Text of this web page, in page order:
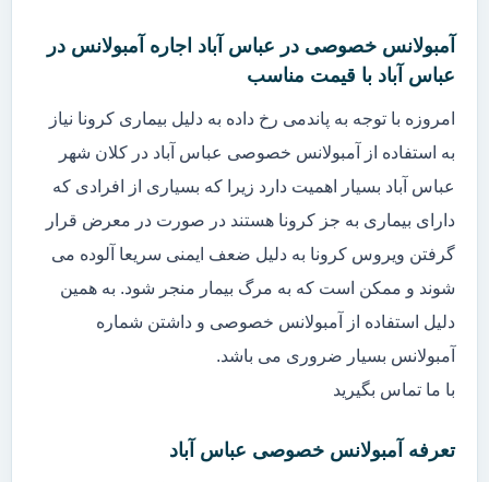
آمبولانس خصوصی در عباس آباد اجاره آمبولانس در
عباس آباد با قیمت مناسب
امروزه با توجه به پاندمی رخ داده به دلیل بیماری کرونا نیاز
به استفاده از آمبولانس خصوصی عباس آباد در کلان شهر
عباس آباد بسیار اهمیت دارد زیرا که بسیاری از افرادی که
دارای بیماری به جز کرونا هستند در صورت در معرض قرار
گرفتن ویروس کرونا به دلیل ضعف ایمنی سریعا آلوده می
شوند و ممکن است که به مرگ بیمار منجر شود. به همین
دلیل استفاده از آمبولانس خصوصی و داشتن شماره
آمبولانس بسیار ضروری می باشد.
با ما تماس بگیرید
تعرفه آمبولانس خصوصی عباس آباد